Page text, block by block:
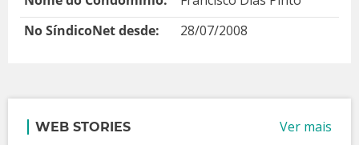
No SíndicoNet desde:
28/07/2008
WEB STORIES Ver mais